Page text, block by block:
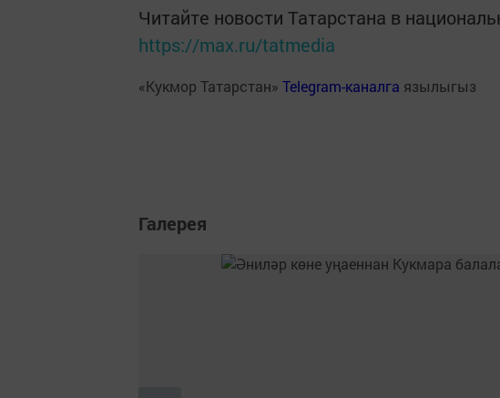
Читайте новости Татарстана в
https://max.ru/tatmedia
«Кукмор Татарстан» Telegram-каналга язылыгыз
Галерея